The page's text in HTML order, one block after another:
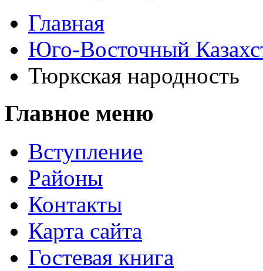
Главная
Юго-Восточный
Тюркская народность
Главное меню
Вступление
Районы
Контакты
Карта сайта
Гостевая книга